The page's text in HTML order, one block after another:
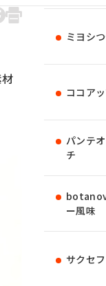
ミヨシ
ココア
パンテ
チ
ー風味
サクセ